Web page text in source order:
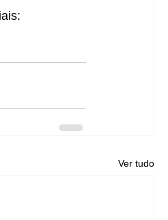
Ver tudo